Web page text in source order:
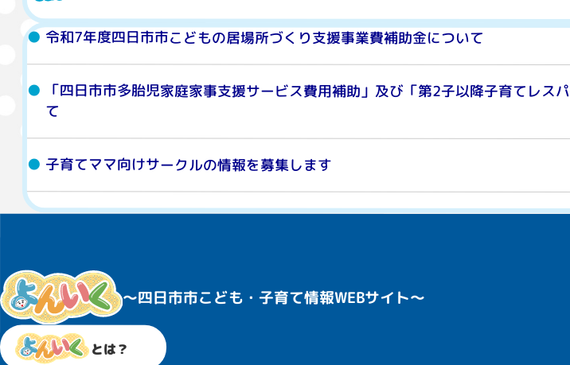
令和7年度四日市市こどもの居場所づくり支援事業費補助金について
「四日市市多胎児家庭家事支援サービス費用補助」及び「第2子以降子育てレ
て
子育てママ向けサークルの情報を募集します
〜四日市市こども・子育て情報WEBサイト〜
とは？